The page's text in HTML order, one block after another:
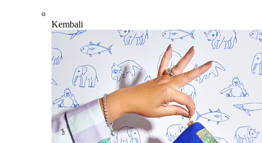
Kembali